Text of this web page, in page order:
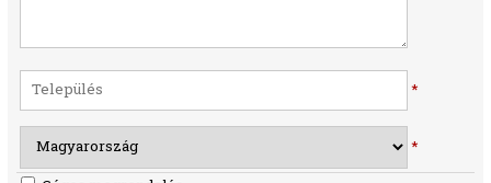
*
*